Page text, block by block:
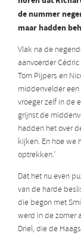
de nummer
maar hadden
Vlak na de
aanvoerder
Tom Pijpers en
middenvelder een
vroeger zelf in de
grijnst de
hadden het over
kijken. En hoe we
optrekken.’
Dat het nu even
van de harde
die begon met
werd in de zomer
Driel, die de